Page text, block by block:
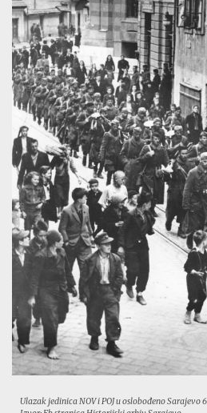
Ulazak jedinica NOV i POJ u oslobođeno Sarajevo